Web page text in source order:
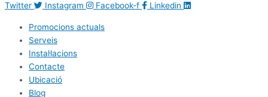
Twitter Instagram Facebook-f Linkedin
Promocions actuals
Serveis
Instal·lacions
Contacte
Ubicació
Blog